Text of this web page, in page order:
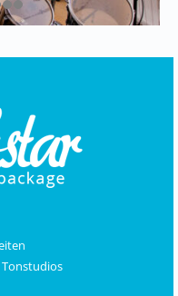
Tonstudios